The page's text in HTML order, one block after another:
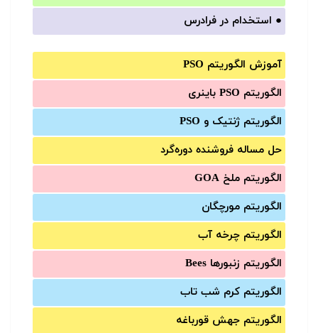
● استخدام در فرادرس
آموزش الگوریتم PSO
الگوریتم PSO باینری
الگوریتم ژنتیک و PSO
حل مساله فروشنده دوره‌گرد
الگوریتم ملخ GOA
الگوریتم مورچگان
الگوریتم چرخه آب
الگوریتم زنبورها Bees
الگوریتم کرم شب تاب
الگوریتم جهش قورباغه